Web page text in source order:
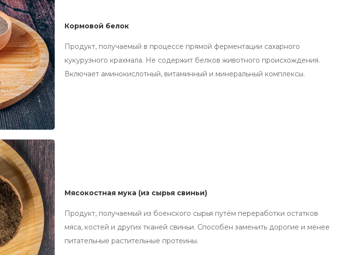
Кормовой белок
Продукт, получаемый в процессе прямой ферментации сахарного
кукурузного крахмала. Не содержит белков животного происхождения.
Включает аминокислотный, витаминный и минеральный комплексы.
Мясокостная мука (из сырья свиньи)
Продукт, получаемый из боенского сырья путём переработки остатков
мяса, костей и других тканей свиньи. Способен заменить дорогие и менее
питательные растительные протеины.